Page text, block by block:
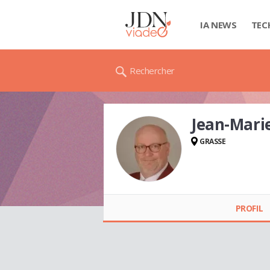
IA NEWS
Rechercher
Jean-
GRASSE
PROFIL